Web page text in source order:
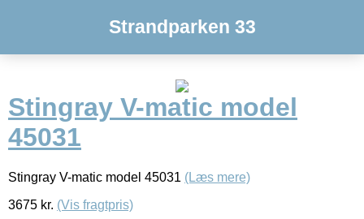
Strandparken 33
Stingray V-matic model
45031
Stingray V-matic model 45031 (Læs mere)
3675 kr. (Vis fragtpris)